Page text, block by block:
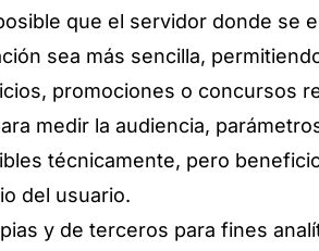
que el servidor donde se
sea más sencilla,
promociones o concursos
medir la audiencia,
técnicamente, pero
del usuario.
y de terceros para fines